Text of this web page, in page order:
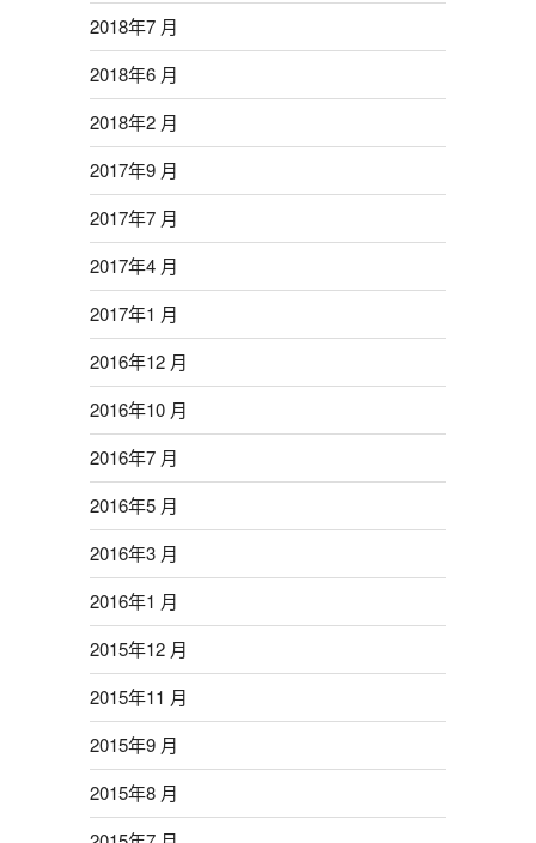
2018年7 月
2018年6 月
2018年2 月
2017年9 月
2017年7 月
2017年4 月
2017年1 月
2016年12 月
2016年10 月
2016年7 月
2016年5 月
2016年3 月
2016年1 月
2015年12 月
2015年11 月
2015年9 月
2015年8 月